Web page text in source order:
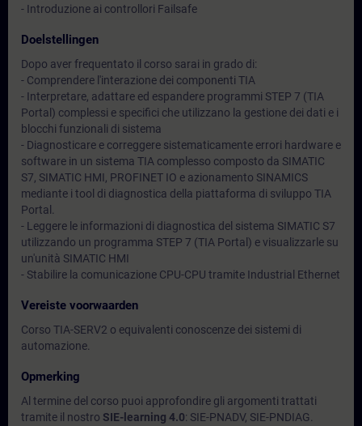
- Introduzione ai controllori Failsafe
Doelstellingen
Dopo aver frequentato il corso sarai in grado di:
- Comprendere l'interazione dei componenti TIA
- Interpretare, adattare ed espandere programmi STEP 7 (TIA
Portal) complessi e specifici che utilizzano la gestione dei dati e i
blocchi funzionali di sistema
- Diagnosticare e correggere sistematicamente errori hardware e
software in un sistema TIA complesso composto da SIMATIC
S7, SIMATIC HMI, PROFINET IO e azionamento SINAMICS
mediante i tool di diagnostica della piattaforma di sviluppo TIA
Portal.
- Leggere le informazioni di diagnostica del sistema SIMATIC S7
utilizzando un programma STEP 7 (TIA Portal) e visualizzarle su
un'unità SIMATIC HMI
- Stabilire la comunicazione CPU-CPU tramite Industrial Ethernet
Vereiste voorwaarden
Corso TIA-SERV2 o equivalenti conoscenze dei sistemi di
automazione.
Opmerking
Al termine del corso puoi approfondire gli argomenti trattati
tramite il nostro SIE-learning 4.0: SIE-PNADV, SIE-PNDIAG.